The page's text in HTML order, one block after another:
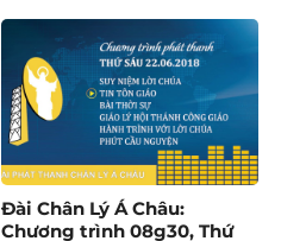
Đài Chân Lý Á Châu:
Chương trình 08g30, Thứ